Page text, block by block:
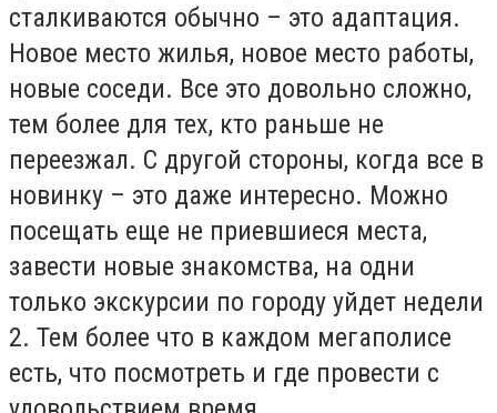
сталкиваются обычно – это адаптация.
Новое место жилья, новое место работы,
новые соседи. Все это довольно сложно,
тем более для тех, кто раньше не
переезжал. С другой стороны, когда все в
новинку – это даже интересно. Можно
посещать еще не приевшиеся места,
завести новые знакомства, на одни
только экскурсии по городу уйдет недели
2. Тем более что в каждом мегаполисе
есть, что посмотреть и где провести с